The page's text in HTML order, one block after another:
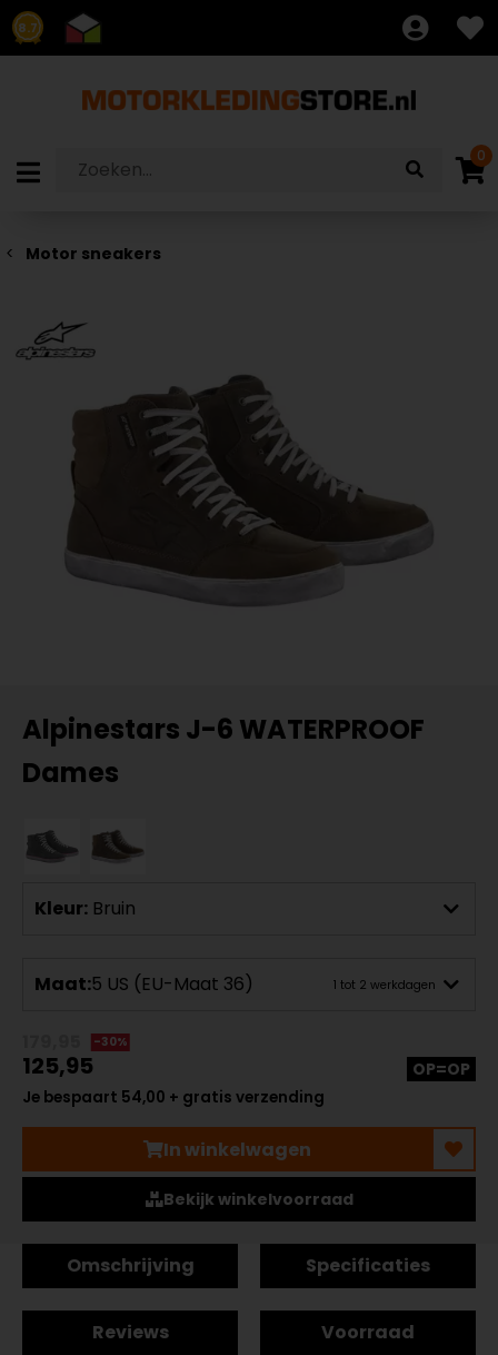
8.7
0
Motor sneakers
Alpinestars J-6 WATERPROOF
Dames
Kleur: Bruin
Maat:5 US (EU-Maat 36) 1 tot 2 werkdagen
-30%
125,95
Je bespaart 54,00 + gratis verzending
OP=OP
In winkelwagen
Bekijk winkelvoorraad
Omschrijving Specificaties
Reviews
Voorraad